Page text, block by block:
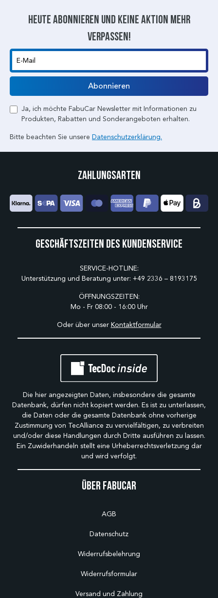
Heute abonnieren und keine aktion mehr
verpassen!
E-Mail
Abonnieren
Ja, ich möchte FabuCar Newsletter mit Informationen zu
Produkten, Rabatten und Sonderangeboten erhalten.
Bitte beachten Sie unsere Datenschutzerklärung.
Über Fabucar
AGB
Datenschutz
Widerrufsbelehrung
Widerrufsformular
Versand und Zahlung
Geschäftszeiten des Kundenservice
SERVICE-HOTLINE:
Unterstützung und Beratung unter: +49 2336 – 8193175
ÖFFNUNGSZEITEN:
Mo - Fr 08:00 - 16:00 Uhr
Oder über unser Kontaktformular
Zahlungsarten
Die hier angezeigten Daten, insbesondere die gesamte
Datenbank, dürfen nicht kopiert werden. Es ist zu unterlassen,
die Daten oder die gesamte Datenbank ohne vorherige
Zustimmung von TecAlliance zu vervielfältigen, zu verbreiten
und/oder diese Handlungen durch Dritte ausführen zu lassen.
Ein Zuwiderhandeln stellt eine Urheberrechtsverletzung dar
und wird verfolgt.